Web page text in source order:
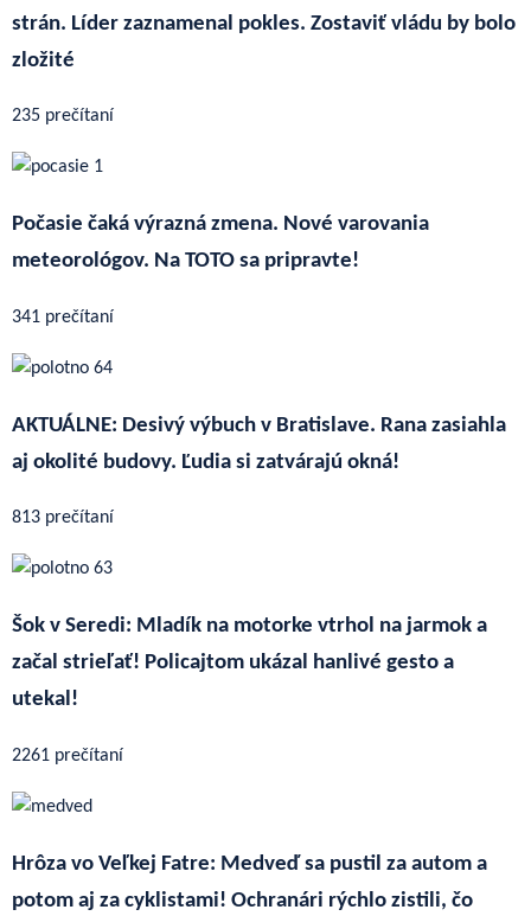
strán. Líder zaznamenal pokles. Zostaviť vládu by bolo
zložité
235 prečítaní
Počasie čaká výrazná zmena. Nové varovania
meteorológov. Na TOTO sa pripravte!
341 prečítaní
AKTUÁLNE: Desivý výbuch v Bratislave. Rana zasiahla
aj okolité budovy. Ľudia si zatvárajú okná!
813 prečítaní
Šok v Seredi: Mladík na motorke vtrhol na jarmok a
začal strieľať! Policajtom ukázal hanlivé gesto a
utekal!
2261 prečítaní
Hrôza vo Veľkej Fatre: Medveď sa pustil za autom a
potom aj za cyklistami! Ochranári rýchlo zistili, čo